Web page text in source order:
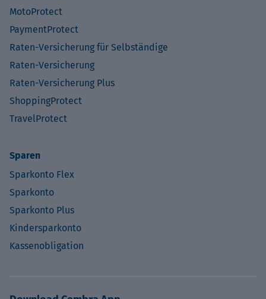
MotoProtect
PaymentProtect
Raten-Versicherung für Selbständige
Raten-Versicherung
Raten-Versicherung Plus
ShoppingProtect
TravelProtect
Sparen
Sparkonto Flex
Sparkonto
Sparkonto Plus
Kindersparkonto
Kassenobligation